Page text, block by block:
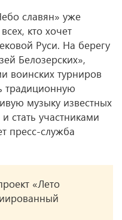
славян» уже
кто хочет
Руси. На берегу
Белозерских»,
воинских турниров
традиционную
музыку известных
стать участниками
пресс-служба
«Лето